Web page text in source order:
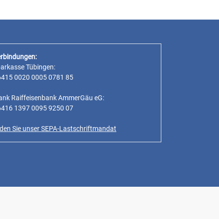
Tübingen:
0020 0005 0781 85
Raiffeisenbank AmmerGäu eG:
1397 0095 9250 07
Sie unser SEPA-Lastschriftmandat